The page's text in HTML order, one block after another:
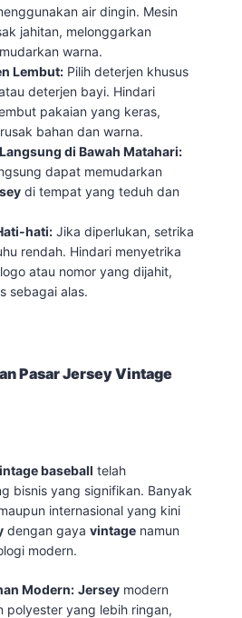
air dingin. Mesin
jahitan, melonggarkan
warna.
Lembut: Pilih deterjen khusus
deterjen bayi. Hindari
pakaian yang keras,
bahan dan warna.
di Bawah Matahari:
dapat memudarkan
di tempat yang teduh dan
hati: Jika diperlukan, setrika
rendah. Hindari menyetrika
atau nomor yang dijahit,
sebagai alas.
Pasar Jersey Vintage
baseball telah
bisnis yang signifikan. Banyak
internasional yang kini
dengan gaya vintage namun
modern.
Modern: Jersey modern
polyester yang lebih ringan,